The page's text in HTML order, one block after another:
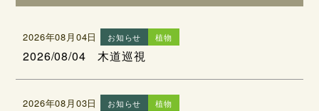
2026年08月04日 お知らせ 植物
2026/08/04 木道巡視
2026年08月03日 お知らせ 植物